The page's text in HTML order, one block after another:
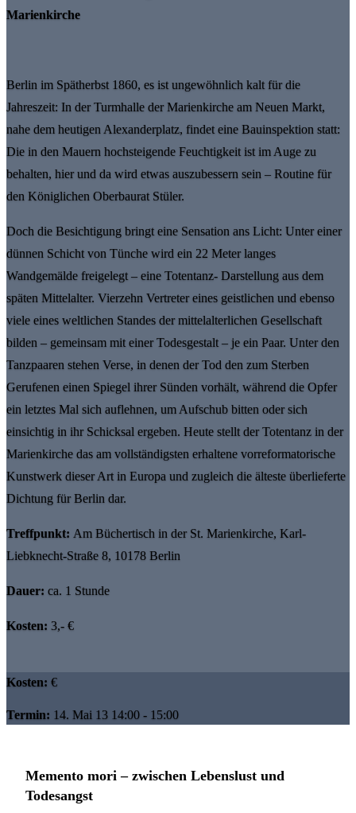
Marienkirche
Berlin im Spätherbst 1860, es ist ungewöhnlich kalt für die
Jahreszeit: In der Turmhalle der Marienkirche am Neuen Markt,
nahe dem heutigen Alexanderplatz, findet eine Bauinspektion statt:
Die in den Mauern hochsteigende Feuchtigkeit ist im Auge zu
behalten, hier und da wird etwas auszubessern sein – Routine für
den Königlichen Oberbaurat Stüler.
Doch die Besichtigung bringt eine Sensation ans Licht: Unter einer
dünnen Schicht von Tünche wird ein 22 Meter langes
Wandgemälde freigelegt – eine Totentanz- Darstellung aus dem
späten Mittelalter. Vierzehn Vertreter eines geistlichen und ebenso
viele eines weltlichen Standes der mittelalterlichen Gesellschaft
bilden – gemeinsam mit einer Todesgestalt – je ein Paar. Unter den
Tanzpaaren stehen Verse, in denen der Tod den zum Sterben
Gerufenen einen Spiegel ihrer Sünden vorhält, während die Opfer
ein letztes Mal sich auflehnen, um Aufschub bitten oder sich
einsichtig in ihr Schicksal ergeben. Heute stellt der Totentanz in der
Marienkirche das am vollständigsten erhaltene vorreformatorische
Kunstwerk dieser Art in Europa und zugleich die älteste überlieferte
Dichtung für Berlin dar.
Treffpunkt: Am Büchertisch in der St. Marienkirche, Karl-
Liebknecht-Straße 8, 10178 Berlin
Dauer: ca. 1 Stunde
Kosten: 3,- €
Kosten: €
Termin: 14. Mai 13 14:00 - 15:00
Memento mori – zwischen Lebenslust und
Todesangst